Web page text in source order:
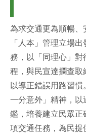
為求交通更為順暢
「人本」管理立場
務，以「同理心」對
程，與民宣達攔查
以導正錯誤用路習
一分意外」精神，以
鑑，培養建立民眾
項交通任務，為民提